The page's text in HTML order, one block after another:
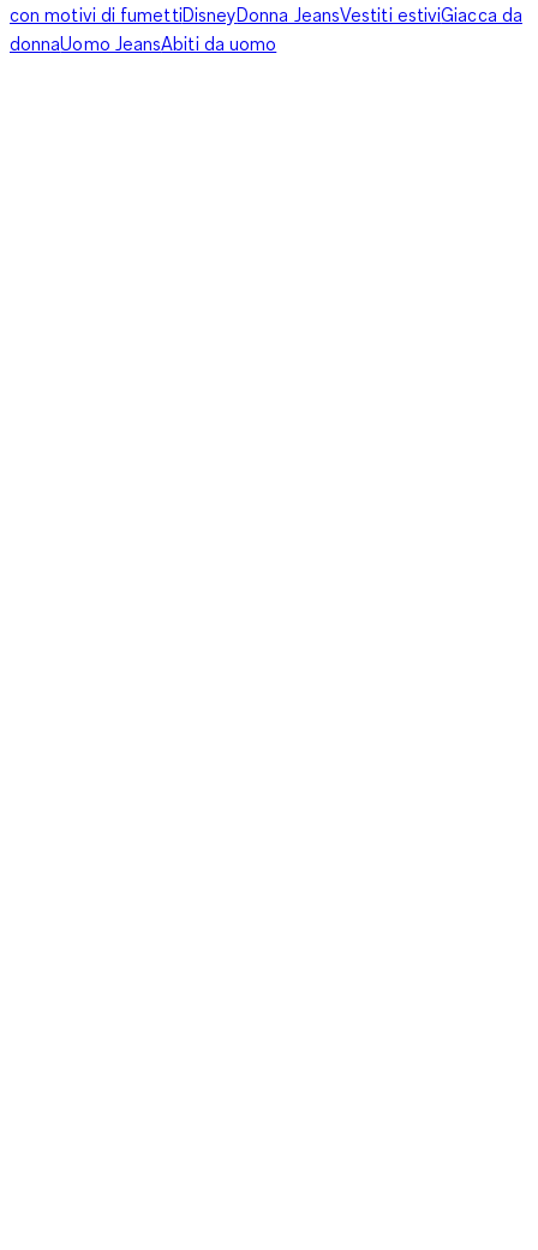
con motivi di fumettiDisneyDonna JeansVestiti estiviGiacca da
donnaUomo JeansAbiti da uomo